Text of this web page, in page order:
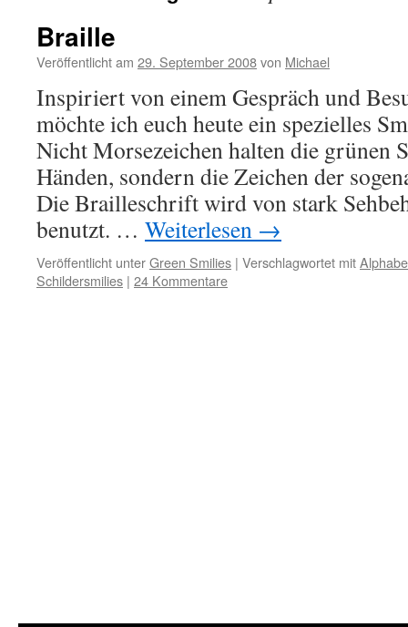
Braille
Veröffentlicht am 29. September 2008von Michael
Inspiriert von einem Gespräch und
möchte ich euch heute ein spezielles
Nicht Morsezeichen halten die grünen
Händen, sondern die Zeichen der
Die Brailleschrift wird von stark
benutzt. … Weiterlesen →
Veröffentlicht unterGreen Smilies | Verschlagwortet mit
Schildersmilies | 24 Kommentare